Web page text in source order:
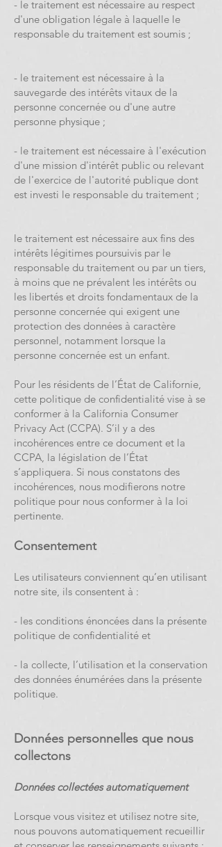
- le traitement est nécessaire au respect
d'une obligation légale à laquelle le
responsable du traitement est soumis ;
- le traitement est nécessaire à la
sauvegarde des intérêts vitaux de la
personne concernée ou d'une autre
personne physique ;
- le traitement est nécessaire à l'exécution
d'une mission d'intérêt public ou relevant
de l'exercice de l'autorité publique dont
est investi le responsable du traitement ;
le traitement est nécessaire aux fins des
intérêts légitimes poursuivis par le
responsable du traitement ou par un tiers,
à moins que ne prévalent les intérêts ou
les libertés et droits fondamentaux de la
personne concernée qui exigent une
protection des données à caractère
personnel, notamment lorsque la
personne concernée est un enfant.
Pour les résidents de l’État de Californie,
cette politique de confidentialité vise à se
conformer à la California Consumer
Privacy Act (CCPA). S’il y a des
incohérences entre ce document et la
CCPA, la législation de l’État
s’appliquera. Si nous constatons des
incohérences, nous modifierons notre
politique pour nous conformer à la loi
pertinente.
Consentement
Les utilisateurs conviennent qu’en utilisant
notre site, ils consentent à :
- les conditions énoncées dans la présente
politique de confidentialité et
- la collecte, l’utilisation et la conservation
des données énumérées dans la présente
politique.
Données personnelles que nous
collectons
Données collectées automatiquement
Lorsque vous visitez et utilisez notre site,
nous pouvons automatiquement recueillir